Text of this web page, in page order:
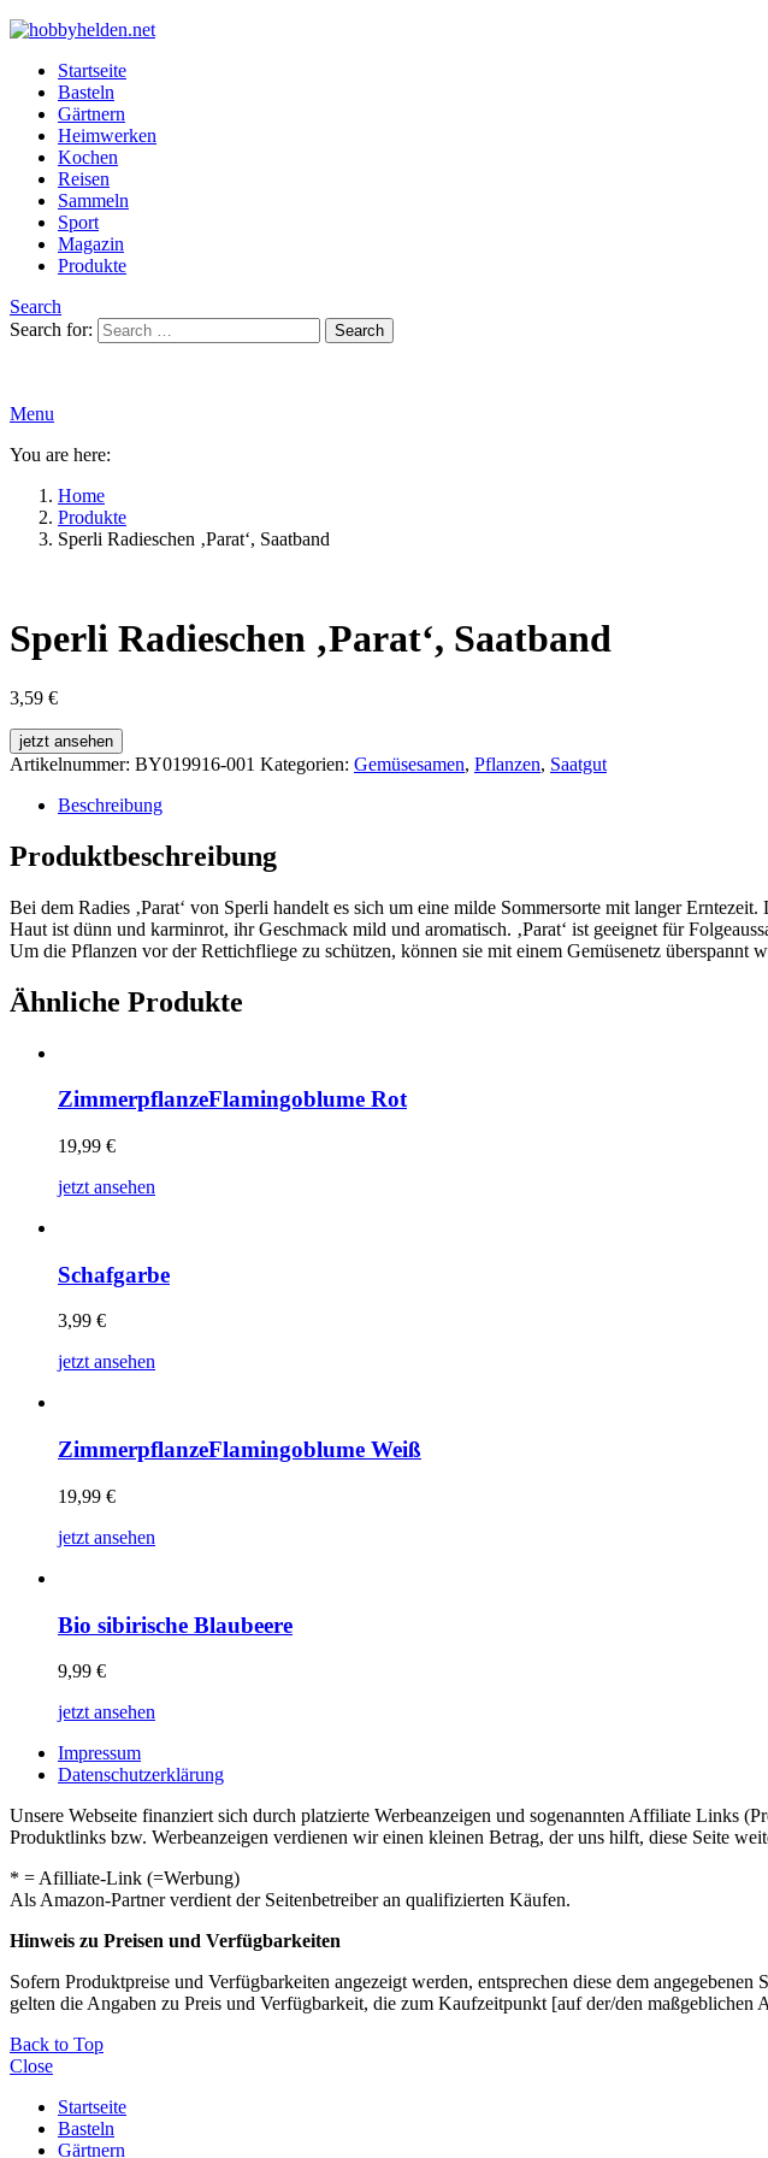
Startseite
Basteln
Gärtnern
Heimwerken
Kochen
Reisen
Sammeln
Sport
Magazin
Produkte
Search
Search for:
Search
Menu
You are here:
Home
Produkte
Sperli Radieschen ‚Parat‘, Saatband
Sperli Radieschen ‚Parat‘, Saatband
3,59 €
jetzt ansehen
Artikelnummer: BY019916-001 Kategorien: Gemüsesamen, Pflanzen, Saatgut
Beschreibung
Produktbeschreibung
Bei dem Radies ‚Parat‘ von Sperli handelt es sich um eine milde Sommersorte mit langer
Haut ist dünn und karminrot, ihr Geschmack mild und aromatisch. ‚Parat‘ ist geeignet für
Um die Pflanzen vor der Rettichfliege zu schützen, können sie mit einem Gemüsenetz überspannt
Ähnliche Produkte
ZimmerpflanzeFlamingoblume Rot
19,99 €
jetzt ansehen
Schafgarbe
3,99 €
jetzt ansehen
ZimmerpflanzeFlamingoblume Weiß
19,99 €
jetzt ansehen
Bio sibirische Blaubeere
9,99 €
jetzt ansehen
Impressum
Datenschutzerklärung
Unsere Webseite finanziert sich durch platzierte Werbeanzeigen und sogenannten Affiliate
Produktlinks bzw. Werbeanzeigen verdienen wir einen kleinen Betrag, der uns hilft, diese Seite
* = Afilliate-Link (=Werbung)
Als Amazon-Partner verdient der Seitenbetreiber an qualifizierten Käufen.
Hinweis zu Preisen und Verfügbarkeiten
Sofern Produktpreise und Verfügbarkeiten angezeigt werden, entsprechen diese dem
gelten die Angaben zu Preis und Verfügbarkeit, die zum Kaufzeitpunkt [auf der/den maßgeblichen
Back to Top
Close
Startseite
Basteln
Gärtnern